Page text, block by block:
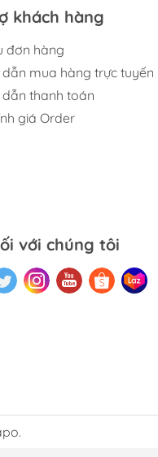
khách hàng
đơn hàng
mua hàng trực tuyến
thanh toán
giá Order
với chúng tôi